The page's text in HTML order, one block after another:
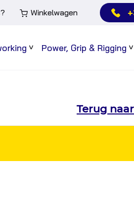
Winkelwagen
Sub
Power, Grip & Rigging
Terug